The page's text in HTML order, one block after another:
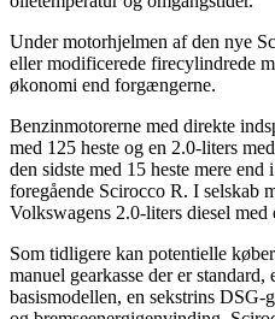
Under motorhjelmen af den nye
eller modificerede firecylindrede
økonomi end forgængerne.
Benzinmotorerne med direkte
med 125 heste og en 2.0-liters
den sidste med 15 heste mere
foregående Scirocco R. I selskab
Volkswagens 2.0-liters diesel med
Som tidligere kan potentielle
manuel gearkasse der er
basismodellen, en sekstrins DSG-